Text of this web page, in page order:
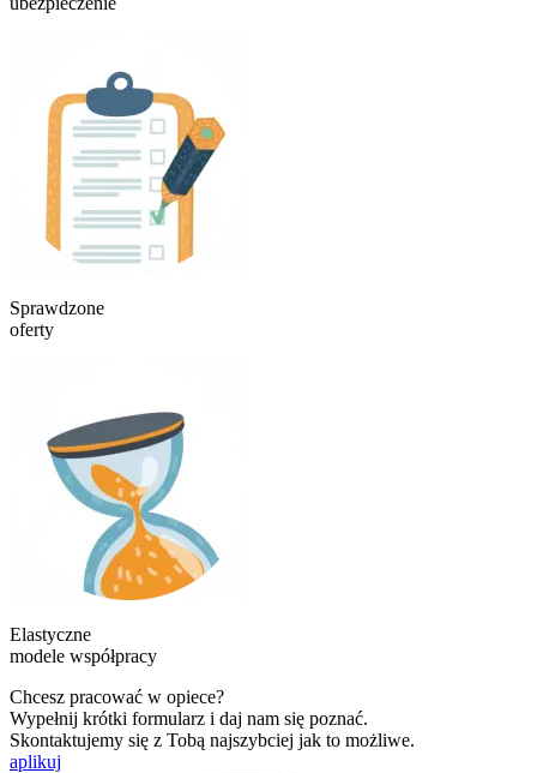
Sprawdzone
oferty
Elastyczne
modele współpracy
Chcesz pracować w opiece?
Wypełnij krótki formularz i daj nam się poznać.
Skontaktujemy się z Tobą najszybciej jak to możliwe.
aplikuj